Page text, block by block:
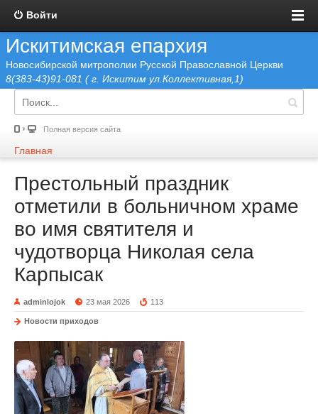
Войти
Искитимская епархия
Новосибирской митрополии Русской Православной Церкви
8(383-43)91-081 ( г. Искитим ул.Коллективная,1)
Полная версия сайта
Главная
Престольный праздник
отметили в больничном храме
во имя святителя и
чудотворца Николая села
Карпысак
adminlojok 23 мая 2026 113
Новости приходов